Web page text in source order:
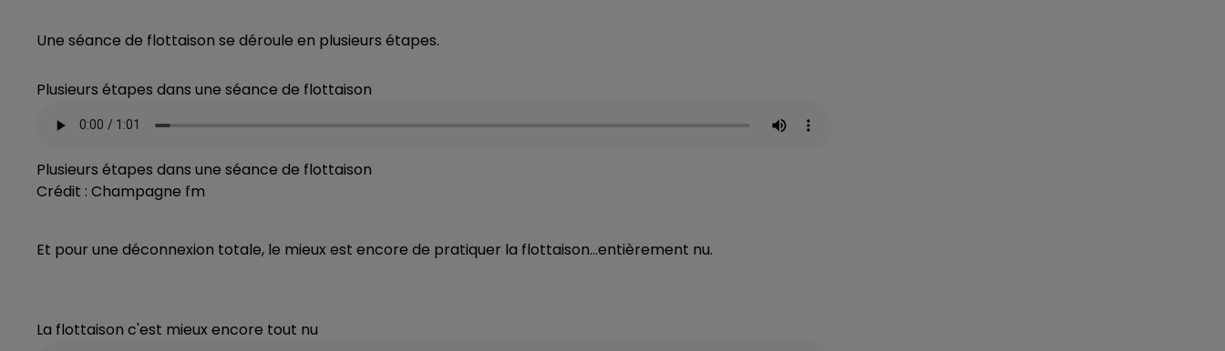
Une séance de flottaison se déroule en plusieurs étapes.
Plusieurs étapes dans une séance de flottaison
Plusieurs étapes dans une séance de flottaison
Crédit : Champagne fm
Et pour une déconnexion totale, le mieux est encore de pratiquer la flottaison...entièrement nu.
La flottaison c'est mieux encore tout nu